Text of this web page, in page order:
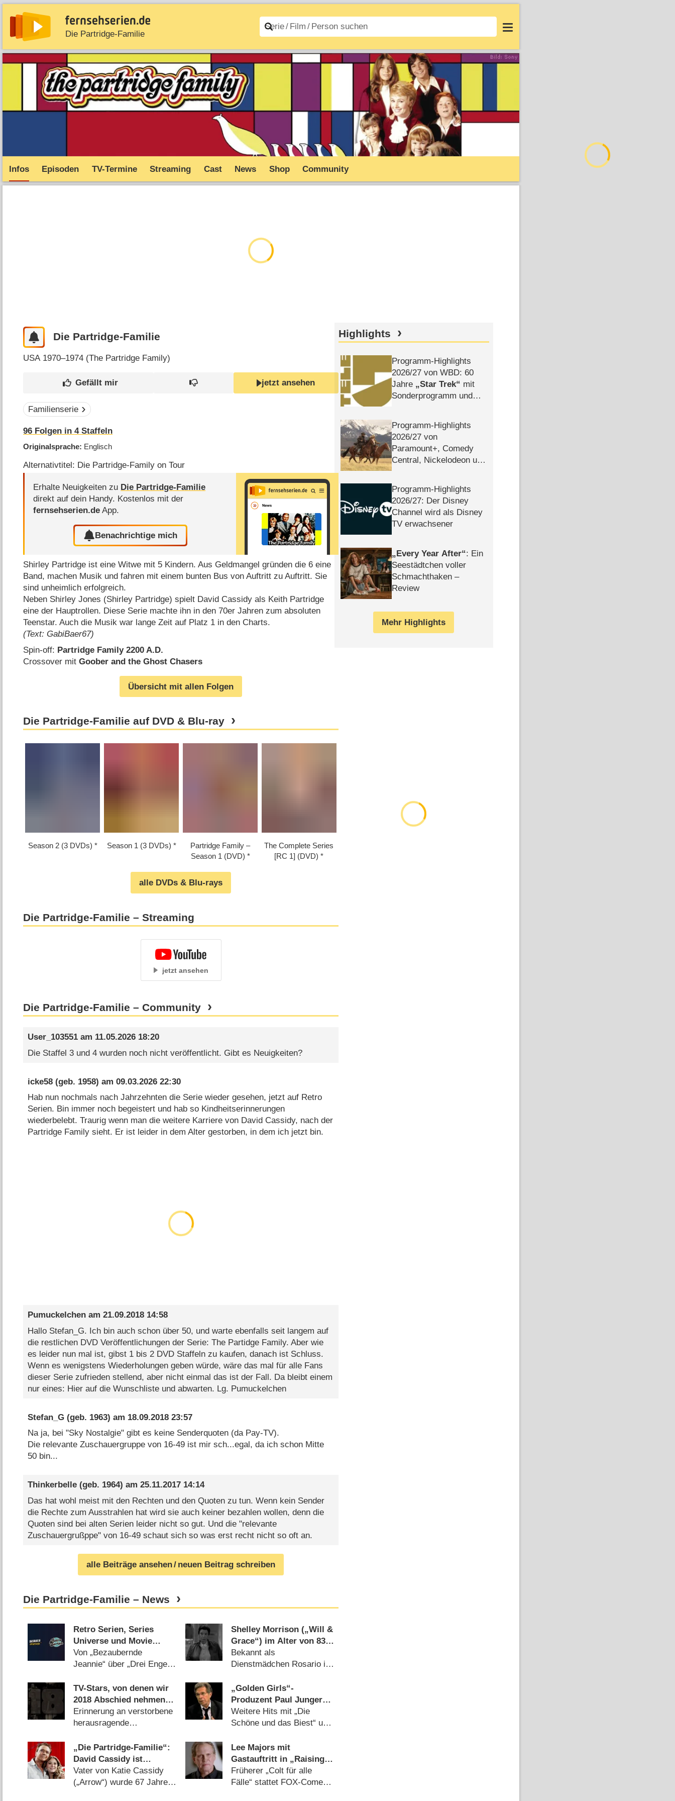
Die Partridge-Familie
News Entdecken Streaming Filme A–Z Login
Infos Episoden TV-Termine Streaming Cast News Shop Community
Die Partridge-Familie
USA 1970–1974 (The Partridge Family)
jetzt ansehen
Familienserie
96 Folgen in4Staffeln
Originalsprache Englisch
Alternativtitel: Die Partridge-Family on Tour
Erhalte Neuigkeiten zu Die Partridge-Familie
direkt auf dein Handy. Kostenlos mit der
fernsehserien.de App.
Benachrichtige mich
Shirley Partridge ist eine Witwe mit 5 Kindern. Aus Geldmangel gründen die 6 eine
Band, machen Musik und fahren mit einem bunten Bus von Auftritt zu Auftritt. Sie
sind unheimlich erfolgreich.
Neben Shirley Jones (Shirley Partridge) spielt David Cassidy als Keith Partridge
eine der Hauptrollen. Diese Serie machte ihn in den 70er Jahren zum absoluten
Teenstar. Auch die Musik war lange Zeit auf Platz 1 in den Charts.
(Text: GabiBaer67)
Spin-off: Partridge Family 2200 A.D.
Crossover mitGoober and the Ghost Chasers
Übersicht mit allen Folgen
Die Partridge-Familie auf DVD & Blu-ray
Season 2 (3 DVDs) Season 1 (3 DVDs)
Partridge Family –
Season 1 (DVD)
The Complete Series
[RC 1] (DVD)
alle DVDs & Blu-rays
Die Partridge-Familie – Streaming
jetzt ansehen
Die Partridge-Familie – Community
User_103551am 11.05.2026 18:20
Die Staffel 3 und 4 wurden noch nicht veröffentlicht. Gibt es Neuigkeiten?
icke58(geb. 1958) am 09.03.2026 22:30
Hab nun nochmals nach Jahrzehnten die Serie wieder gesehen, jetzt auf Retro
Serien. Bin immer noch begeistert und hab so Kindheitserinnerungen
wiederbelebt. Traurig wenn man die weitere Karriere von David Cassidy, nach der
Partridge Family sieht. Er ist leider in dem Alter gestorben, in dem ich jetzt bin.
Pumuckelchenam 21.09.2018 14:58
Hallo Stefan_G. Ich bin auch schon über 50, und warte ebenfalls seit langem auf
die restlichen DVD Veröffentlichungen der Serie: The Partidge Family. Aber wie
es leider nun mal ist, gibst 1 bis 2 DVD Staffeln zu kaufen, danach ist Schluss.
Wenn es wenigstens Wiederholungen geben würde, wäre das mal für alle Fans
dieser Serie zufrieden stellend, aber nicht einmal das ist der Fall. Da bleibt einem
nur eines: Hier auf die Wunschliste und abwarten. Lg. Pumuckelchen
Stefan_G(geb. 1963) am 18.09.2018 23:57
Na ja, bei "Sky Nostalgie" gibt es keine Senderquoten (da Pay-TV).
Die relevante Zuschauergruppe von 16-49 ist mir sch...egal, da ich schon Mitte
50 bin...
Thinkerbelle(geb. 1964) am 25.11.2017 14:14
Das hat wohl meist mit den Rechten und den Quoten zu tun. Wenn kein Sender
die Rechte zum Ausstrahlen hat wird sie auch keiner bezahlen wollen, denn die
Quoten sind bei alten Serien leider nicht so gut. Und die "relevante
Zuschauergrußppe" von 16-49 schaut sich so was erst recht nicht so oft an.
alle Beiträge ansehen/ neuen Beitrag schreiben
Die Partridge-Familie – News
Retro Serien, Series
Universe und Movie
Universe: Drei neue
Streamingsender
Von „Bezaubernde
Jeannie“ über „Drei Engel
Sex“ (10.02.2026)
Shelley Morrison („Will &
Grace“) im Alter von 83
Jahren gestorben
Bekannt als
Dienstmädchen Rosario in
02.12.2019)
TV-Stars, von denen wir
2018 Abschied nehmen
mussten
Erinnerung an verstorbene
herausragende
31.12.2018)
„Golden Girls“-
Produzent Paul Junger
Witt ist tot
Weitere Hits mit „Die
Schöne und das Biest“ und
( 28.04.2018 )
„Die Partridge-Familie“:
David Cassidy ist
gestorben
Vater von Katie Cassidy
(„Arrow“) wurde 67 Jahre
Lee Majors mit
Gastauftritt in „Raising
Hope“
Früherer „Colt für alle
Fälle“ stattet FOX-Comedy
Highlights
Programm-Highlights
2026/​27 von WBD: 60
Jahre
Star Trek
mit
Sonderprogramm und
Programm-Highlights
2026/​27 von
Paramount+, Comedy
Central, Nickelodeon und
Programm-Highlights
2026/​27: Der Disney
Channel wird als Disney
TV erwachsener
Every Year After : Ein
Seestädtchen voller
Schmachthaken –
Review
Mehr Highlights